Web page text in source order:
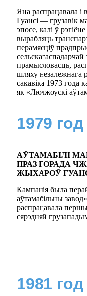
Яна распрацавала і
Гуансі — грузавік
эпосе, калі ў
вырабляць
перамясціў
сельскагаспадарчай
прамысловасць,
шляху незалежнага
сакавіка 1973 года
як «Лючжоускі
1979 год
АЎТАМАБІЛІ
ПРАЗ ГОРАДА
ЖЫХАРОЎ
Кампанія была
аўтамабільны
распрацавала
сярэдняй
1981 год